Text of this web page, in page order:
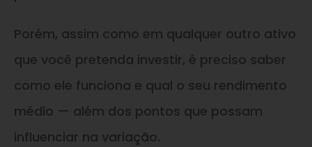
Porém, assim como em qualquer outro ativo
que você pretenda investir, é preciso saber
como ele funciona e qual o seu rendimento
médio — além dos pontos que possam
influenciar na variação.